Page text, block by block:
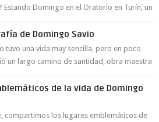
Estando Domingo en el Oratorio en Turín, un
de Domingo Savio
tuvo una vida muy sencilla, pero en poco
un largo camino de santidad, obra maestra
de la vida de Domingo
compartimos los lugares emblemáticos de